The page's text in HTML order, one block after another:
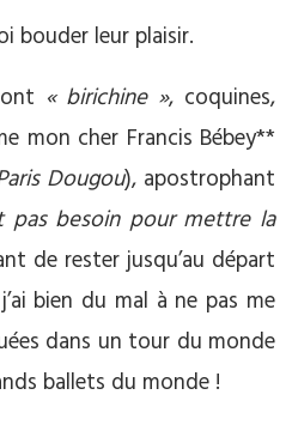
bouder leur plaisir.
« birichine », coquines,
mon cher Francis Bébey**
Dougou), apostrophant
pas besoin pour mettre la
de rester jusqu’au départ
bien du mal à ne pas me
dans un tour du monde
ballets du monde !